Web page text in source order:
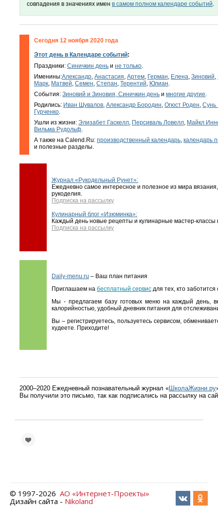
совпадения в значениях имен в самом полном календаре событий.
Сегодня 12 ноября 2020 года
Этот день в Календаре событий:
Праздники: Синичкин день и не только.
Именины:Александр, Анастасия, Артем, Герман, Елена, Зиновий,
Марк, Матвей, Семен, Степан, Терентий, Юлиан.
События: Зиновий и Зиновия, Синичкин день и многие другие.
Родились: Иван Шувалов, Александр Бородин, Огюст Роден, Сунь
Гурченко.
Ушли из жизни: Элизабет Гаскелл, Персиваль Ловелл, Майкл
Вильма Рудольф.
А также на Calend.Ru: производственный календарь, календарь
и полезные разделы.
Журнал «Рукодельный Рунет»:
Ежедневно самое интересное и полезное из мира
рукоделия.
Подписка на рассылку
Кулинарный блог «Изюминка»:
Каждый день новые рецепты и кулинарные мастер-классы
Подписка на рассылку
Daily-menu.ru – Ваш план питания
Приглашаем на бесплатный сервис для тех, кто
Мы - предлагаем базу готовых меню на каждый день,
калорийностью, удобный дневник питания для
Вы – регистрируетесь, пользуетесь сервисом,
худеете. Приходите!
2000–2020 Ежедневный познавательный журнал «ШколаЖизни.ру
Вы получили это письмо, так как подписались на рассылку на
© 1997-2026 АО «Интернет-Проекты»
Дизайн сайта - Nikoland